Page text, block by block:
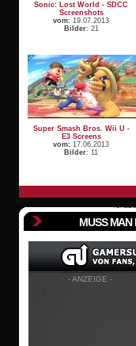
Sonic: Lost World - SDCC
Screenshots
vom: 19.07.2013
Bilder: 21
Super Smash Bros. Wii U -
E3 Screens
vom: 17.06.2013
Bilder: 11
MUSS MAN